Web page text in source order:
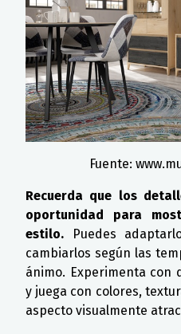
Fuente:
Recuerda que los
oportunidad para
estilo. Puedes
cambiarlos según las
ánimo. Experimenta con
y juega con colores,
aspecto visualmente